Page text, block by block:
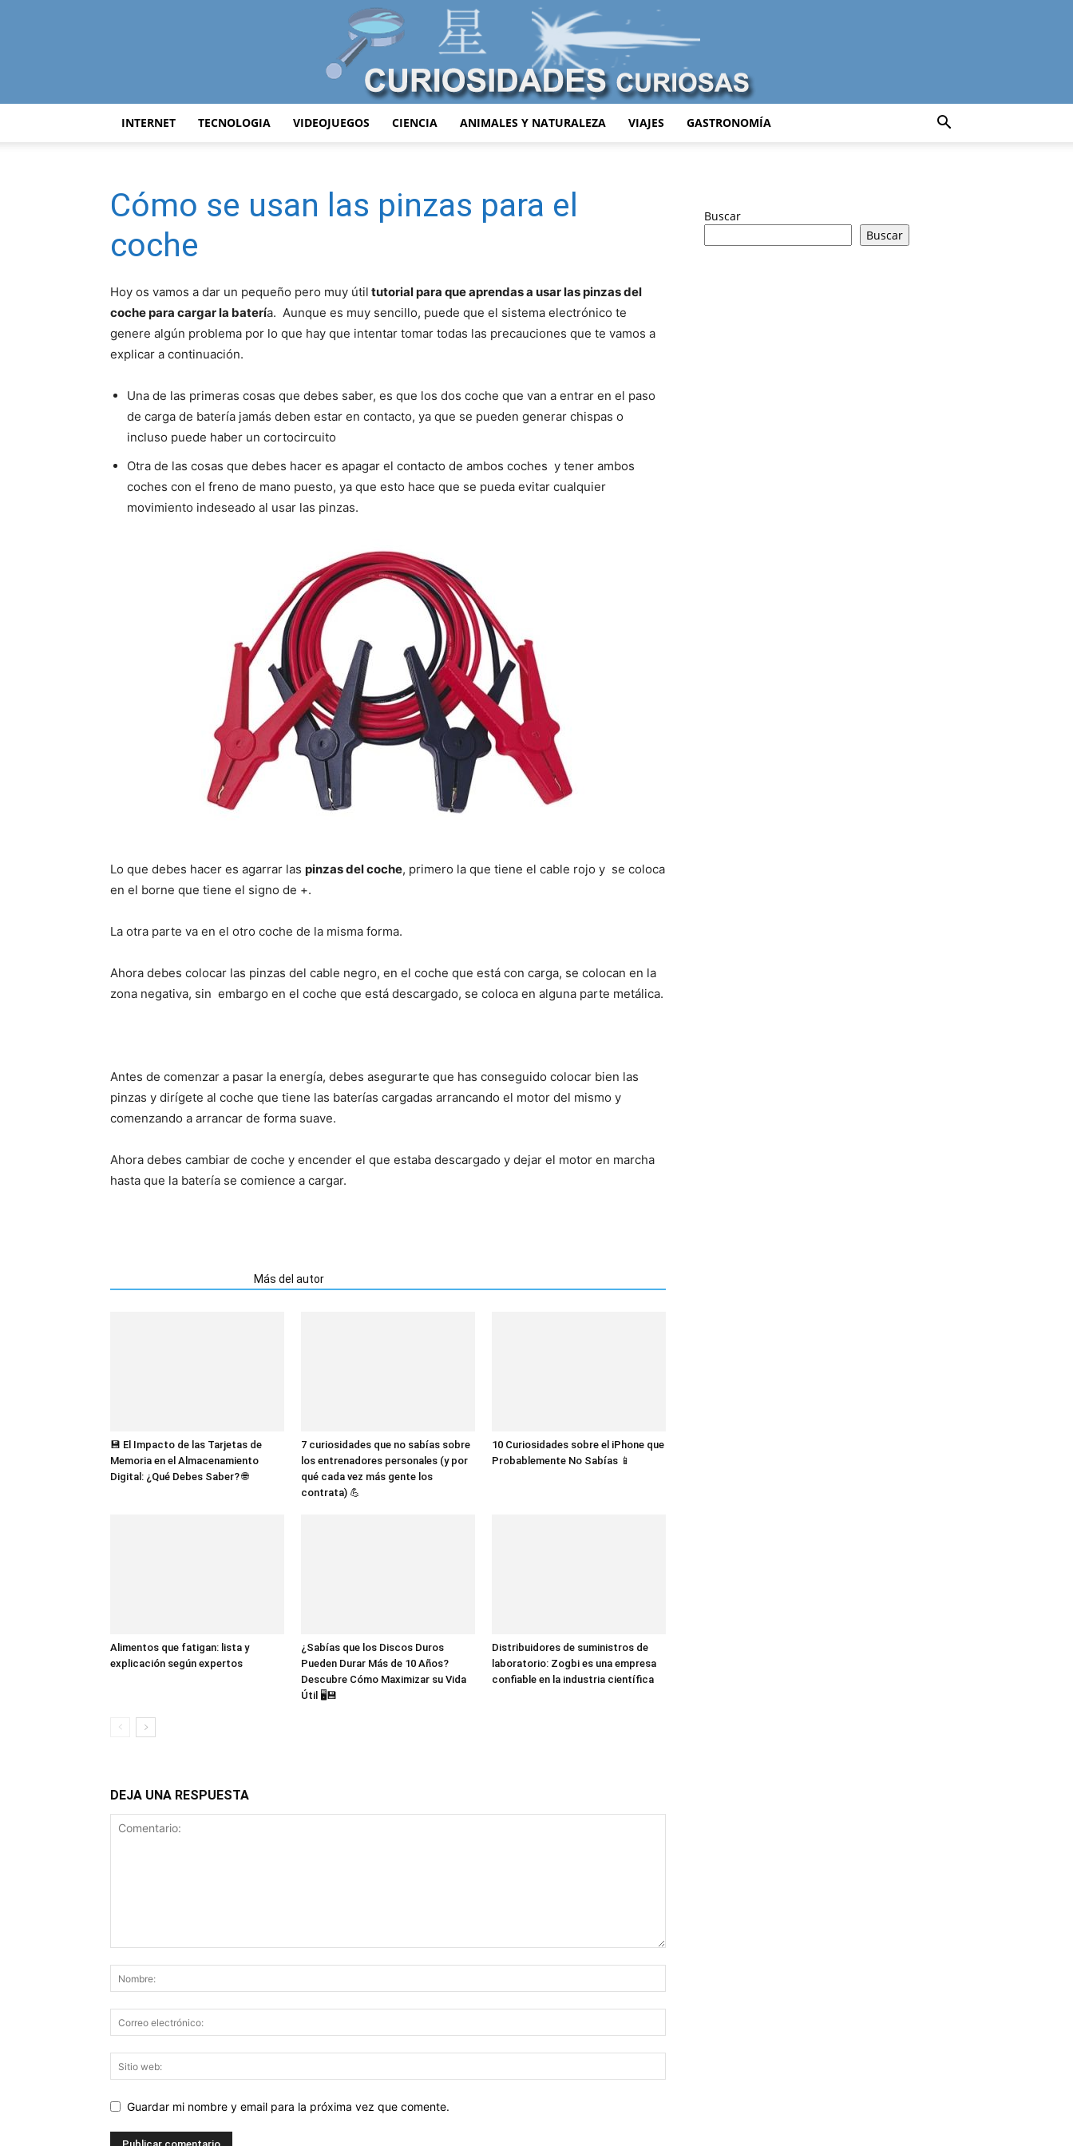
Mundo
INTERNET TECNOLOGIA VIDEOJUEGOS CIENCIA ANIMALES Y NATURALEZA VIAJES GASTRONOMÍA
Cómo se usan las pinzas para el
coche
Hoy os vamos a dar un pequeño pero muy útil tutorial para que aprendas a usar las pinzas del
coche para cargar la batería. Aunque es muy sencillo, puede que el sistema electrónico te
genere algún problema por lo que hay que intentar tomar todas las precauciones que te vamos a
explicar a continuación.
Una de las primeras cosas que debes saber, es que los dos coche que van a entrar en el paso
de carga de batería jamás deben estar en contacto, ya que se pueden generar chispas o
incluso puede haber un cortocircuito
Otra de las cosas que debes hacer es apagar el contacto de ambos coches y tener ambos
coches con el freno de mano puesto, ya que esto hace que se pueda evitar cualquier
movimiento indeseado al usar las pinzas.
Lo que debes hacer es agarrar las pinzas del coche, primero la que tiene el cable rojo y se coloca
en el borne que tiene el signo de +.
La otra parte va en el otro coche de la misma forma.
Ahora debes colocar las pinzas del cable negro, en el coche que está con carga, se colocan en la
zona negativa, sin embargo en el coche que está descargado, se coloca en alguna parte metálica.
Antes de comenzar a pasar la energía, debes asegurarte que has conseguido colocar bien las
pinzas y dirígete al coche que tiene las baterías cargadas arrancando el motor del mismo y
comenzando a arrancar de forma suave.
Ahora debes cambiar de coche y encender el que estaba descargado y dejar el motor en marcha
hasta que la batería se comience a cargar.
Más del autor
💾 El Impacto de las Tarjetas de
Memoria en el Almacenamiento
Digital: ¿Qué Debes Saber? 🌐
7 curiosidades que no sabías sobre
los entrenadores personales (y por
qué cada vez más gente los
contrata) 💪
10 Curiosidades sobre el iPhone que
Probablemente No Sabías 📱
Alimentos que fatigan: lista y
explicación según expertos
¿Sabías que los Discos Duros
Pueden Durar Más de 10 Años?
Descubre Cómo Maximizar su Vida
Útil 🖥️💾
Distribuidores de suministros de
laboratorio: Zogbi es una empresa
confiable en la industria científica
DEJA UNA RESPUESTA
Guardar mi nombre y email para la próxima vez que comente.
Buscar
Buscar